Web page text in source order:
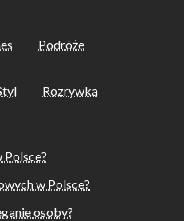
Podróże
Rozrywka
Polsce?
w Polsce?
osoby?